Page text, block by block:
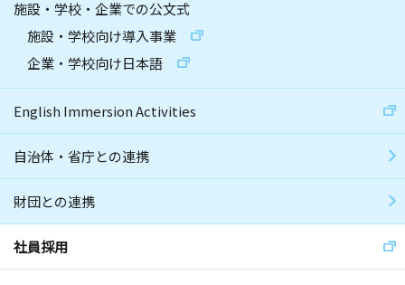
施設・学校・企業での公文式
施設・学校向け導入事業
企業・学校向け日本語
English Immersion Activities
自治体・省庁との連携
財団との連携
社員採用